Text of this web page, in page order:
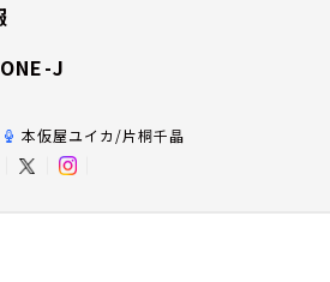
ONE-J
本仮屋ユイカ/片桐千晶